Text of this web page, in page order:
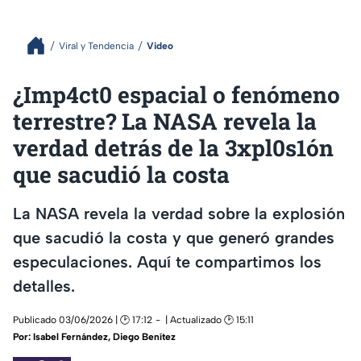
Viral y Tendencia Video
¿Imp4ct0 espacial o fenómeno
terrestre? La NASA revela la
verdad detrás de la 3xpl0s1ón
que sacudió la costa
La NASA revela la verdad sobre la explosión
que sacudió la costa y que generó grandes
especulaciones. Aquí te compartimos los
detalles.
Publicado 03/06/2026 | 🕑 17:12
| Actualizado 🕑 15:11
Por: Isabel Fernández, Diego Benítez